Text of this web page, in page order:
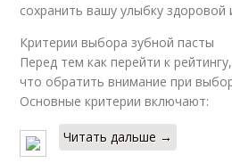
сохранить вашу улыбку здоровой
Критерии выбора зубной пасты
Перед тем как перейти к
что обратить внимание при
Основные критерии включают:
Читать дальше →